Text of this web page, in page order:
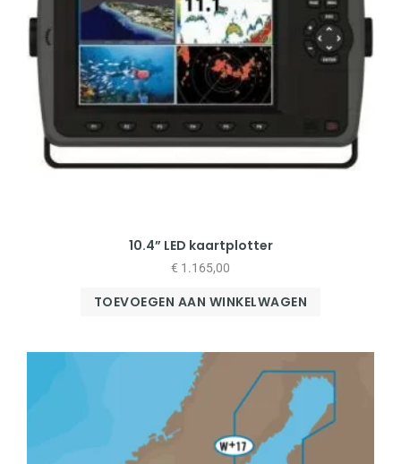
10.4” LED kaartplotter
€ 1.165,00
TOEVOEGEN AAN WINKELWAGEN